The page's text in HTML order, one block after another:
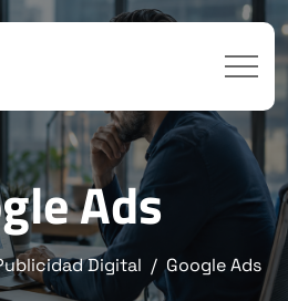
Ads
Digital Google Ads